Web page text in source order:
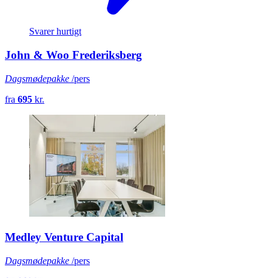
Svarer hurtigt
John & Woo Frederiksberg
Dagsmødepakke /pers
fra 695 kr.
Medley Venture Capital
Dagsmødepakke /pers